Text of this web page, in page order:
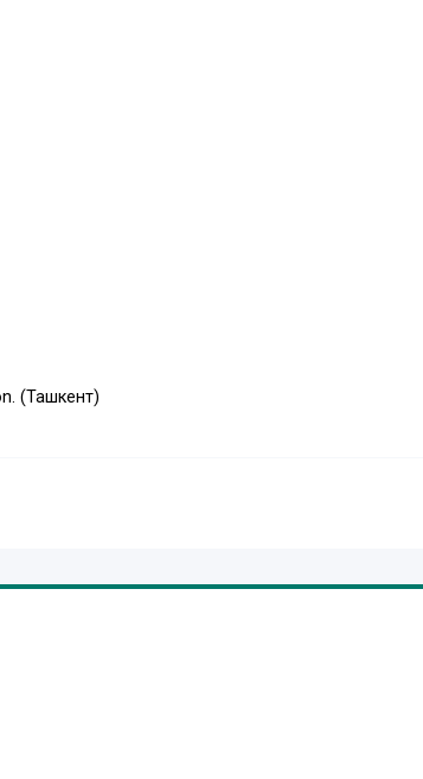
(Ташкент)